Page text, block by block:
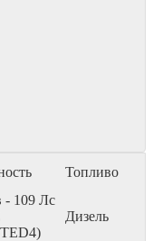
Топливо
- 109 Лс
Дизель